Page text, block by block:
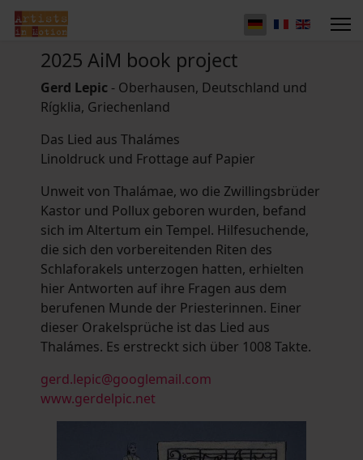
2025 AiM book project
Gerd Lepic - Oberhausen, Deutschland und
Rígklia, Griechenland
Das Lied aus Thalámes
Linoldruck und Frottage auf Papier
Unweit von Thalámae, wo die Zwillingsbrüder
Kastor und Pollux geboren wurden, befand
sich im Altertum ein Tempel. Hilfesuchende,
die sich den vorbereitenden Riten des
Schlaforakels unterzogen hatten, erhielten
hier Antworten auf ihre Fragen aus dem
berufenen Munde der Priesterinnen. Einer
dieser Orakelsprüche ist das Lied aus
Thalámes. Es erstreckt sich über 1008 Takte.
gerd.lepic@googlemail.com
www.gerdelpic.net